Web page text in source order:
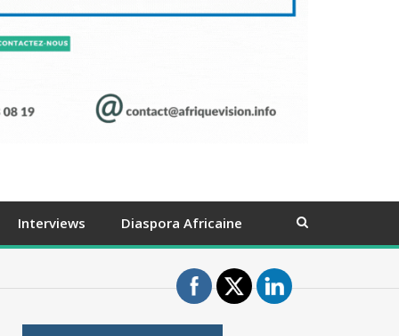
Interviews Diaspora Africaine